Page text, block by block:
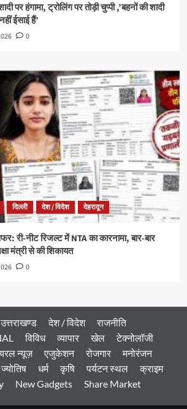
पर हंगामा, ट्रोलिंग पर तोड़ी चुप्पी ,’बहनों की शादी
ईसाई हैं’
0
दिल्ली देश / विदेश देहरादून
री-नीट रिजल्ट में NTA का कारनामा, बार-बार
मंत्री से की शिकायत
0
उत्तराखण्ड देश / विदेश
राजनीति
विविध व्यापार खेल
टेक्नोलॉजी
न्यूज़ एजुकेशन रोजगार
मनोरंजन
ज्योतिष धर्म कृषि पर्यटन स्थल
क्राइम
New Gadgets Share Market